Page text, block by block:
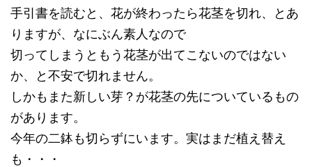
手引書を読むと、花が終わったら花茎を切れ、とあ
りますが、なにぶん素人なので
切ってしまうともう花茎が出てこないのではない
か、と不安で切れません。
しかもまた新しい芽？が花茎の先についているもの
があります。
今年の二鉢も切らずにいます。実はまだ植え替え
も・・・